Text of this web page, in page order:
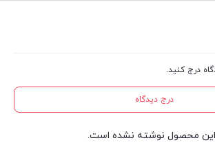
درج کنید.
درج دیدگاه
این محصول نوشته نشده است.